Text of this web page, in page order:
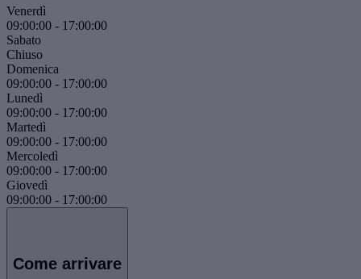
Venerdì
09:00:00 - 17:00:00
Sabato
Chiuso
Domenica
09:00:00 - 17:00:00
Lunedì
09:00:00 - 17:00:00
Martedì
09:00:00 - 17:00:00
Mercoledì
09:00:00 - 17:00:00
Giovedì
09:00:00 - 17:00:00
Come arrivare